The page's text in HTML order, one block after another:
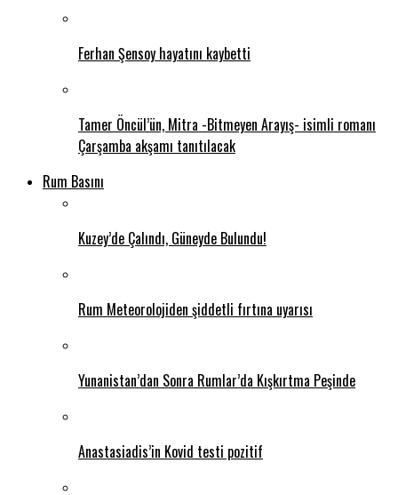
Ferhan Şensoy hayatını kaybetti
Tamer Öncül’ün, Mitra -Bitmeyen Arayış- isimli romanı
Çarşamba akşamı tanıtılacak
Rum Basını
Kuzey’de Çalındı, Güneyde Bulundu!
Rum Meteorolojiden şiddetli fırtına uyarısı
Yunanistan’dan Sonra Rumlar’da Kışkırtma Peşinde
Anastasiadis’in Kovid testi pozitif